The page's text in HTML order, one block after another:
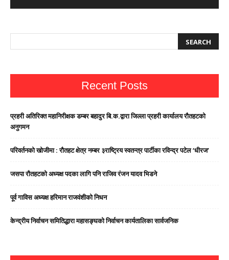
Recent Posts
प्रहरी अतिरिक्त महानिरीक्षक डम्बर बहादुर बि.क.द्वारा जिल्ला प्रहरी कार्यालय रौतहटको
अनुगमन
परिवर्तनको खोजीमा : रौतहट क्षेत्र नम्बर ३राष्ट्रिय स्वतन्त्र पार्टीका रविन्द्र पटेल ‘धीरज’
जसपा राैतहटको अध्यक्ष पदका लागि पनि राजिव रंजन यादव भिडने
पूर्व गाविस अध्यक्ष हरिमान राजवंशीको निधन
केन्द्रीय निर्वाचन समितिद्धारा महासङ्घको निर्वाचन कार्यतालिका सार्वजनिक